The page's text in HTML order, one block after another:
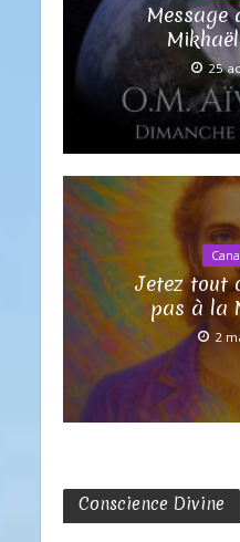
Message
25
Jetez tout
pas à la
2
Conscience Divine